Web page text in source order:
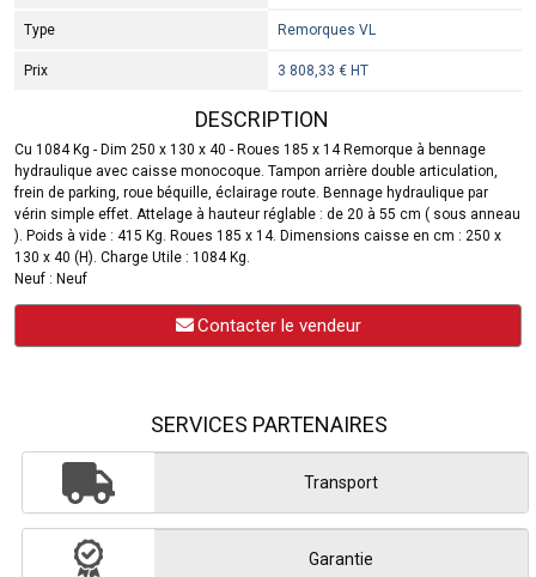
Type Remorques VL
Prix 3 808,33 € HT
DESCRIPTION
Cu 1084 Kg - Dim 250 x 130 x 40 - Roues 185 x 14 Remorque à bennage
hydraulique avec caisse monocoque. Tampon arrière double articulation,
frein de parking, roue béquille, éclairage route. Bennage hydraulique par
vérin simple effet. Attelage à hauteur réglable : de 20 à 55 cm ( sous anneau
). Poids à vide : 415 Kg. Roues 185 x 14. Dimensions caisse en cm : 250 x
130 x 40 (H). Charge Utile : 1084 Kg.
Neuf : Neuf
Contacter le vendeur
SERVICES PARTENAIRES
Transport
Garantie